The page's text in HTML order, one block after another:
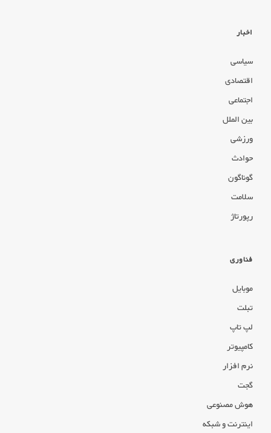
اخبار
سیاسی
اقتصادی
اجتماعی
بین الملل
ورزشی
حوادث
گوناگون
سلامت
رپورتاژ
فناوری
موبایل
تبلت
لپ تاپ
کامپیوتر
نرم افزار
گجت
هوش مصنوعی
اینترنت و شبکه